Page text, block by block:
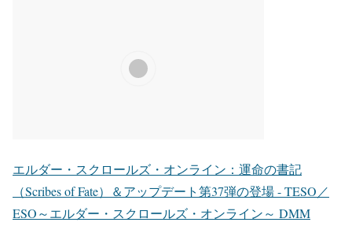
エルダー・スクロールズ・オンライン：運命の書記
（Scribes of Fate）＆アップデート第37弾の登場 - TESO／
ESO～エルダー・スクロールズ・オンライン～ DMM